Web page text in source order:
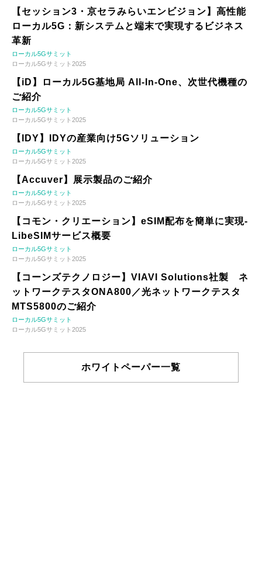
【セッション3・京セラみらいエンビジョン】高性能
ローカル5G：新システムと端末で実現するビジネス
革新
ローカル5Gサミット
ローカル5Gサミット2025
【iD】ローカル5G基地局 All-In-One、次世代機種の
ご紹介
ローカル5Gサミット
ローカル5Gサミット2025
【IDY】IDYの産業向け5Gソリューション
ローカル5Gサミット
ローカル5Gサミット2025
【Accuver】展示製品のご紹介
ローカル5Gサミット
ローカル5Gサミット2025
【コモン・クリエーション】eSIM配布を簡単に実現-
LibeSIMサービス概要
ローカル5Gサミット
ローカル5Gサミット2025
【コーンズテクノロジー】VIAVI Solutions社製 ネ
ットワークテスタONA800／光ネットワークテスタ
MTS5800のご紹介
ローカル5Gサミット
ローカル5Gサミット2025
ホワイトペーパー一覧